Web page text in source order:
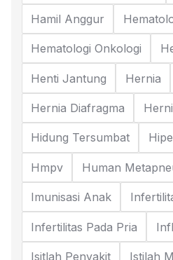
Hamil Anggur
Hematologi Onkologi
Henti Jantung Hernia
Hernia Diafragma
Hidung Tersumbat
Hmpv Human
Imunisasi Anak
Infertilitas Pada Pria
Isitlah Penyakit Istilah